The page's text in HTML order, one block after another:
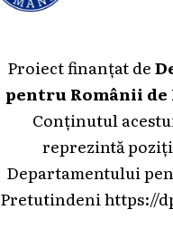
Proiect finanțat de
pentru Românii
Conținutul
reprezintă
Departamentului
Pretutindenihttps://